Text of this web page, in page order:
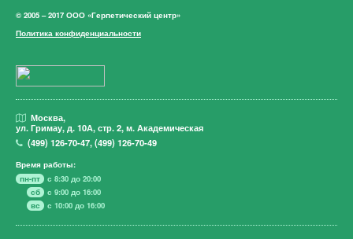
© 2005 – 2017 ООО «Герпетический центр»
Политика конфиденциальности
Москва,
ул. Гримау, д. 10А, стр. 2, м. Академическая
(499)126-70-47,(499)126-70-49
Время работы:
пн-пт
с 8:30 до 20:00
сб
с 9:00 до 16:00
вс
с 10:00 до 16:00